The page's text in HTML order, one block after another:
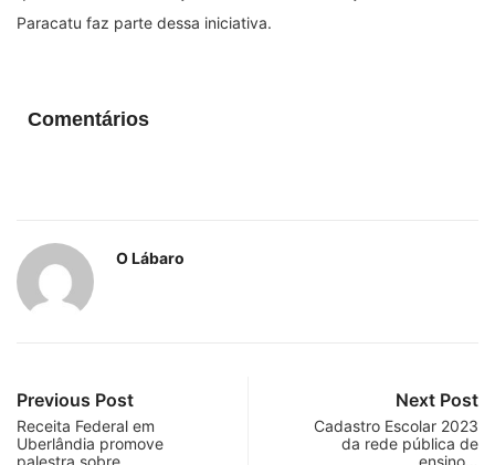
Paracatu faz parte dessa iniciativa.
Comentários
O Lábaro
Previous Post
Receita Federal em
Uberlândia promove
palestra sobre
Next Post
Cadastro Escolar 2023
da rede pública de
ensino…